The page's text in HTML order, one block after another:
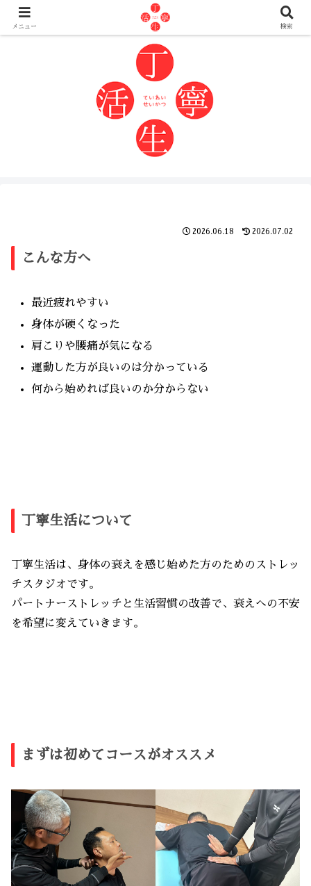
自分の身体を自分でなんとかしたい人へ
2026.06.18 2026.07.02
こんな方へ
最近疲れやすい
身体が硬くなった
肩こりや腰痛が気になる
運動した方が良いのは分かっている
何から始めれば良いのか分からない
丁寧生活について
丁寧生活は、身体の衰えを感じ始めた方のためのストレッ
チスタジオです。
パートナーストレッチと生活習慣の改善で、衰えへの不安
を希望に変えていきます。
まずは初めてコースがオススメ
メニュー 検索